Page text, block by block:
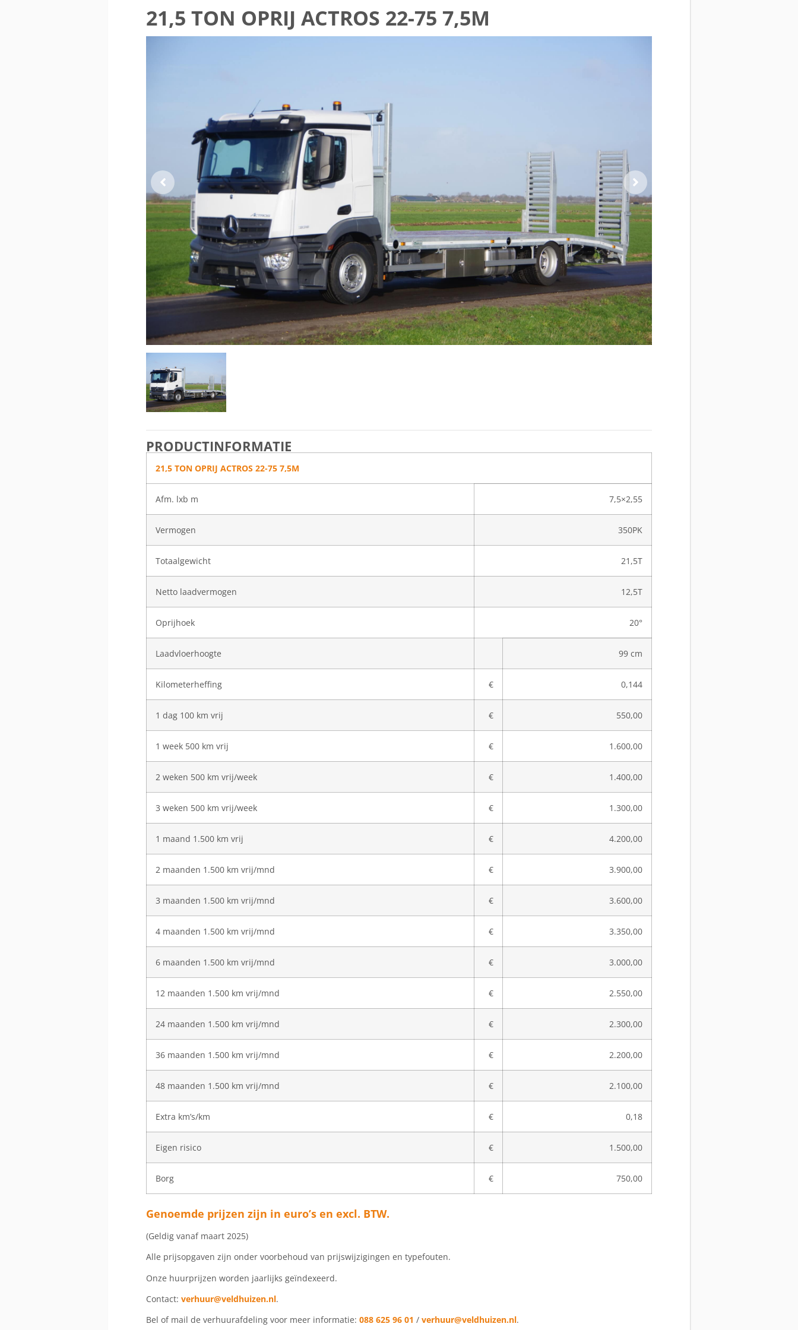
21,5 TON OPRIJ ACTROS 22-75 7,5M
PRODUCTINFORMATIE
21,5 TON OPRIJ ACTROS 22-75 7,5M
Afm. lxb m 7,5×2,55
Vermogen 350PK
Totaalgewicht 21,5T
Netto laadvermogen 12,5T
Oprijhoek 20°
Laadvloerhoogte 99 cm
Kilometerheffing € 0,144
1 dag 100 km vrij € 550,00
1 week 500 km vrij € 1.600,00
2 weken 500 km vrij/week € 1.400,00
3 weken 500 km vrij/week € 1.300,00
1 maand 1.500 km vrij € 4.200,00
2 maanden 1.500 km vrij/mnd € 3.900,00
3 maanden 1.500 km vrij/mnd € 3.600,00
4 maanden 1.500 km vrij/mnd € 3.350,00
6 maanden 1.500 km vrij/mnd € 3.000,00
12 maanden 1.500 km vrij/mnd € 2.550,00
24 maanden 1.500 km vrij/mnd € 2.300,00
36 maanden 1.500 km vrij/mnd € 2.200,00
48 maanden 1.500 km vrij/mnd € 2.100,00
Extra km’s/km € 0,18
Eigen risico € 1.500,00
Borg € 750,00
Genoemde prijzen zijn in euro’s en excl. BTW.
(Geldig vanaf maart 2025)
Alle prijsopgaven zijn onder voorbehoud van prijswijzigingen en typefouten.
Onze huurprijzen worden jaarlijks geïndexeerd.
Contact: verhuur@veldhuizen.nl.
Bel of mail de verhuurafdeling voor meer informatie: 088 625 96 01 / verhuur@veldhuizen.nl.